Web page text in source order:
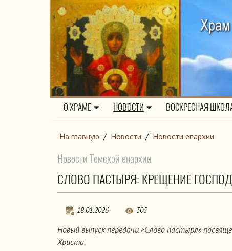
О ХРАМЕ НОВОСТИ ВОСКРЕСНАЯ
На главную / Новости / Новости епархии
Новости Томской епархии
СЛОВО ПАСТЫРЯ: КРЕЩЕНИЕ
18.01.2026 305
Новый выпуск передачи «Слово пастыря»
Христа.